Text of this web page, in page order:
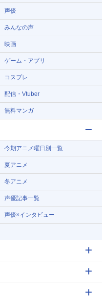
声優
みんなの声
映画
ゲーム・アプリ
コスプレ
配信・Vtuber
無料マンガ
今期アニメ曜日別一覧
夏アニメ
冬アニメ
声優記事一覧
声優×インタビュー